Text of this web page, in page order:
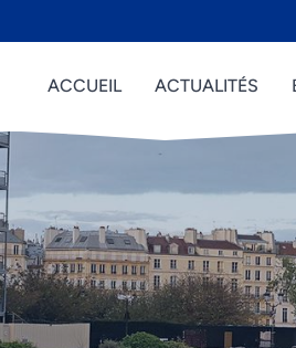
ACCUEIL ACTUALITÉS